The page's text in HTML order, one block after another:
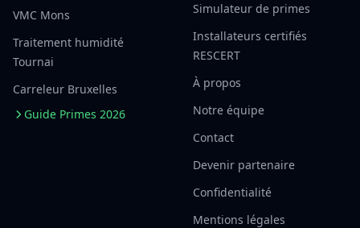
VMC Mons
Traitement humidité
Tournai
Carreleur Bruxelles
Guide Primes 2026
Simulateur de primes
Installateurs certifiés
RESCERT
À propos
Notre équipe
Contact
Devenir partenaire
Confidentialité
Mentions légales